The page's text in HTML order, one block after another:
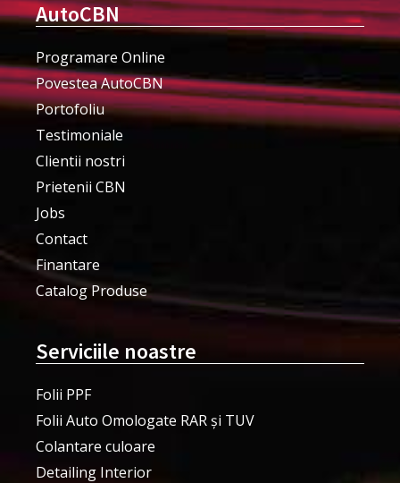
AutoCBN
Programare Online
Povestea AutoCBN
Portofoliu
Testimoniale
Clientii nostri
Prietenii CBN
Jobs
Contact
Finantare
Catalog Produse
Serviciile noastre
Folii PPF
Folii Auto Omologate RAR și TUV
Colantare culoare
Detailing Interior